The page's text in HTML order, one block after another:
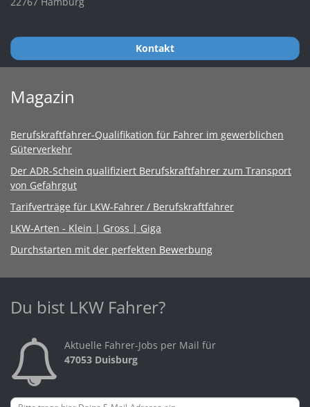
Kontakt
Magazin
Berufskraftfahrer-Qualifikation für Fahrer im gewerblichen
Güterverkehr
Der ADR-Schein qualifiziert Berufskraftfahrer zum Transport
von Gefahrgut
Tarifverträge für LKW-Fahrer / Berufskraftfahrer
LKW-Arten - Klein | Gross | Giga
Durchstarten mit der perfekten Bewerbung
Du bist LKW Fahrer?
Aktuelle Fahrer-Jobs per Mail für
47053 Duisburg